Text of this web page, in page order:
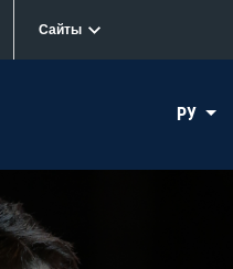
Сайты
РУ